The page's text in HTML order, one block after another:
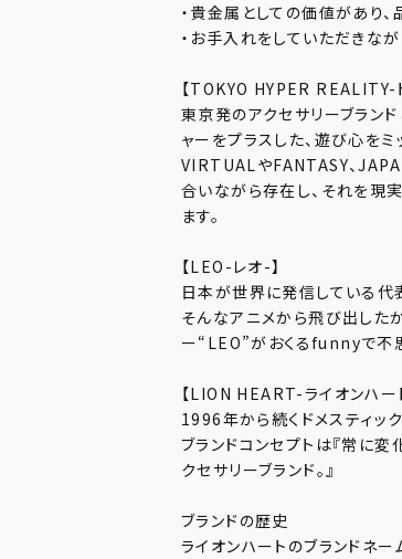
・貴金属としての価値があり
・お手入れをしていただきな
【TOKYO HYPER REALITY-
東京発のアクセサリーブランド
ャーをプラスした、遊び心をミ
VIRTUALやFANTASY、
合いながら存在し、それを現
ます。
【LEO-レオ-】
日本が世界に発信している代
そんなアニメから飛び出した
ー“LEO”がおくるfunnyで不
【LION HEART-ライオンハー
1996年から続くドメスティック
ブランドコンセプトは『常に
クセサリーブランド。』
ブランドの歴史
ライオンハートのブランドネ